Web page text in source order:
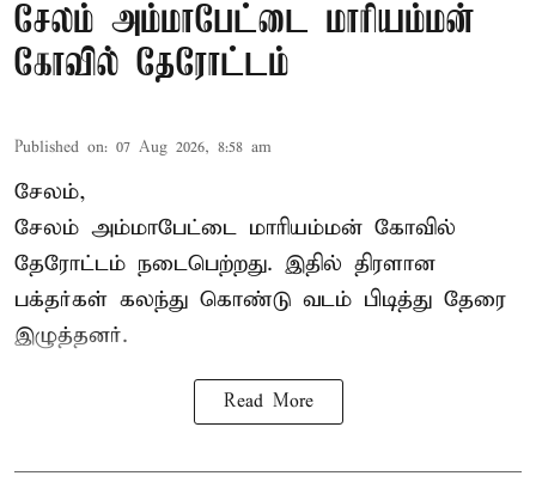
சேலம் அம்மாபேட்டை மாரியம்மன்
கோவில் தேரோட்டம்
Published on: 07 Aug 2026, 8:58 am
சேலம்,
சேலம் அம்மாபேட்டை மாரியம்மன் கோவில்
தேரோட்டம் நடைபெற்றது. இதில் திரளான
பக்தர்கள் கலந்து கொண்டு வடம் பிடித்து தேரை
இழுத்தனர்.
Read More